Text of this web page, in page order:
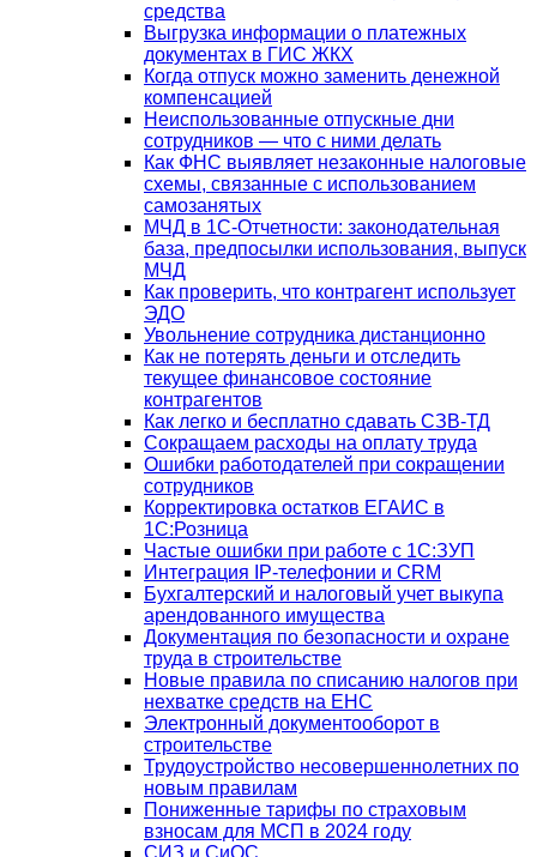
средства
Выгрузка информации о платежных
документах в ГИС ЖКХ
Когда отпуск можно заменить денежной
компенсацией
Неиспользованные отпускные дни
сотрудников — что с ними делать
Как ФНС выявляет незаконные налоговые
схемы, связанные с использованием
самозанятых
МЧД в 1С-Отчетности: законодательная
база, предпосылки использования, выпуск
МЧД
Как проверить, что контрагент использует
ЭДО
Увольнение сотрудника дистанционно
Как не потерять деньги и отследить
текущее финансовое состояние
контрагентов
Как легко и бесплатно сдавать СЗВ-ТД
Сокращаем расходы на оплату труда
Ошибки работодателей при сокращении
сотрудников
Корректировка остатков ЕГАИС в
1С:Розница
Частые ошибки при работе с 1С:ЗУП
Интеграция IP-телефонии и CRM
Бухгалтерский и налоговый учет выкупа
арендованного имущества
Документация по безопасности и охране
труда в строительстве
Новые правила по списанию налогов при
нехватке средств на ЕНС
Электронный документооборот в
строительстве
Трудоустройство несовершеннолетних по
новым правилам
Пониженные тарифы по страховым
взносам для МСП в 2024 году
СИЗ и СиОС